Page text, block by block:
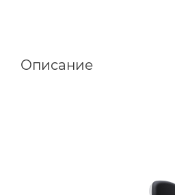
Описание